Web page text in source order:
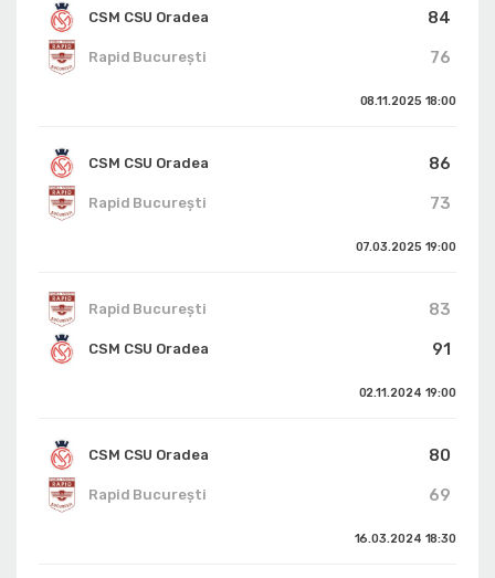
CSM CSU Oradea
84
76
Rapid București
08.11.2025 18:00
CSM CSU Oradea
86
73
Rapid București
07.03.2025 19:00
Rapid București
83
91
CSM CSU Oradea
02.11.2024 19:00
CSM CSU Oradea
80
69
Rapid București
16.03.2024 18:30